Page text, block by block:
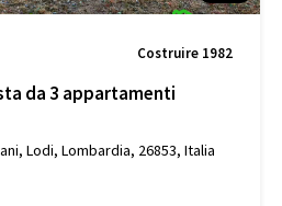
Costruire 1982
da 3 appartamenti
Lodi, Lombardia, 26853, Italia